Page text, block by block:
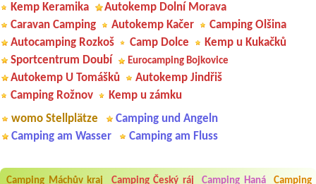
Kemp Keramika
Autokemp Dolní Morava
Caravan Camping
Autokemp Kačer
Camping Olšina
Autocamping Rozkoš
Camp Dolce
Kemp u Kukačků
Sportcentrum Doubí
Eurocamping Bojkovice
Autokemp U Tomášků
Autokemp Jindřiš
Camping Rožnov
Kemp u zámku
womo Stellplätze
Camping und Angeln
Camping am Wasser
Camping am Fluss
Camping Máchův kraj Camping Český ráj Camping Haná Camping
Aneta Melicharová